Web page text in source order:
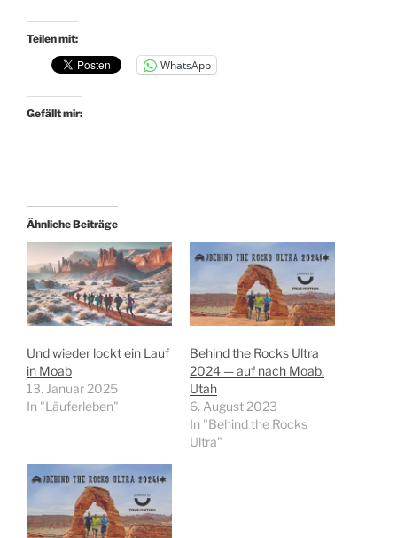
Teilen mit:
WhatsApp
Gefällt mir:
Ähnliche Beiträge
Und wieder lockt ein Lauf
in Moab
13. Januar 2025
In "Läuferleben"
Behind the Rocks Ultra
2024 — auf nach Moab,
Utah
6. August 2023
In "Behind the Rocks
Ultra"